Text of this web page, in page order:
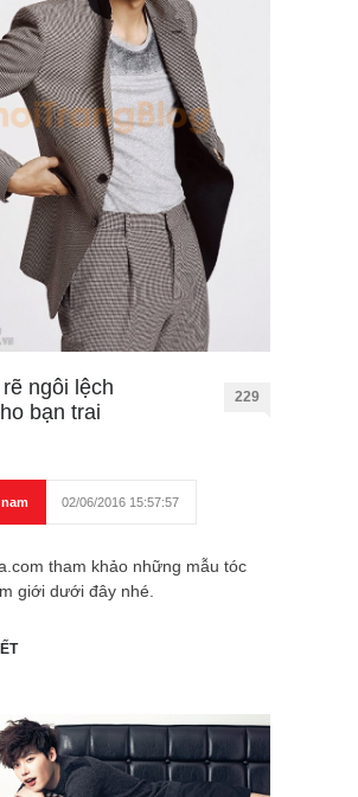
ngôi lệch
bạn trai
229
02/06/2016 15:57:57
tham khảo những mẫu tóc
giới dưới đây nhé.